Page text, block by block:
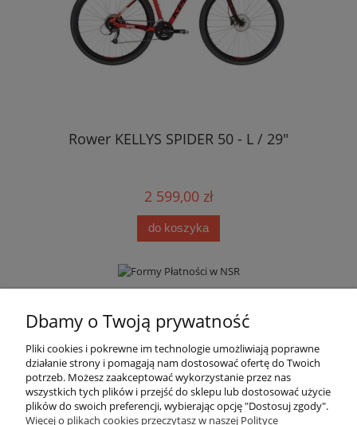
Rower KELLYS SPIDER 50 - L / 29"
2 599,00 zł
do koszyka
Informacje
Moje konto
Płatności i dostawa
Dbamy o Twoją prywatność
Pliki cookies i pokrewne im technologie umożliwiają poprawne
działanie strony i pomagają nam dostosować ofertę do Twoich
potrzeb. Możesz zaakceptować wykorzystanie przez nas
wszystkich tych plików i przejść do sklepu lub dostosować użycie
plików do swoich preferencji, wybierając opcję "Dostosuj zgody".
Więcej o plikach cookies przeczytasz w naszej Polityce